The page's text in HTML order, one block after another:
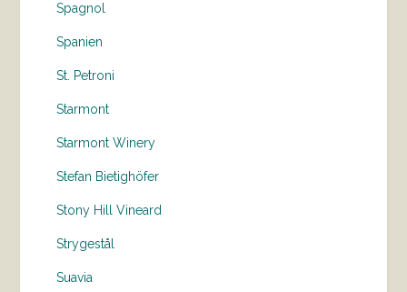
Spagnol
Spanien
St. Petroni
Starmont
Starmont Winery
Stefan Bietighöfer
Stony Hill Vineard
Strygestål
Suavia